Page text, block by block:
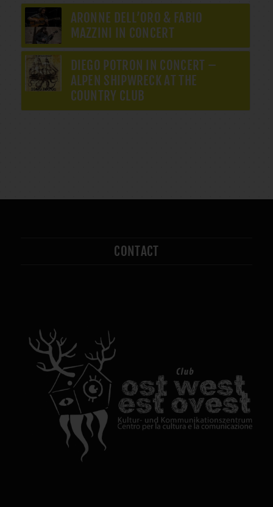
ARONNE DELL’ORO & FABIO
MAZZINI IN CONCERT
DIEGO POTRON IN CONCERT –
ALPEN SHIPWRECK AT THE
COUNTRY CLUB
CONTACT